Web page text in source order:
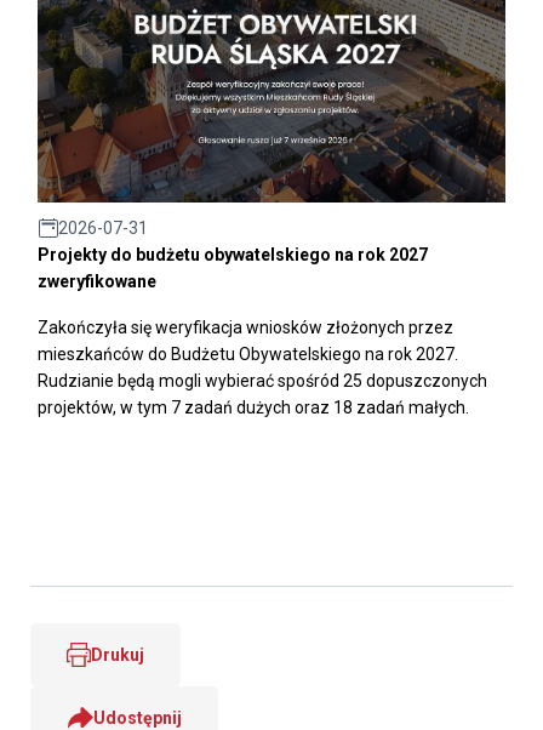
2026-07-31
Projekty do budżetu obywatelskiego na rok 2027
zweryfikowane
Zakończyła się weryfikacja wniosków złożonych przez
mieszkańców do Budżetu Obywatelskiego na rok 2027.
Rudzianie będą mogli wybierać spośród 25 dopuszczonych
projektów, w tym 7 zadań dużych oraz 18 zadań małych.
Drukuj
Udostępnij